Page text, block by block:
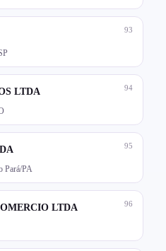
93
94
LTDA
95
Pará/PA
96
LTDA